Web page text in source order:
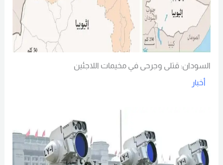
السودان: قتلى وجرحى في مخيمات اللاجئين
أخبار